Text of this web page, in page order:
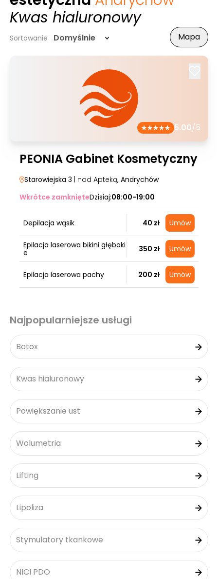
Kwas hialuronowy
Sortowanie Domyślnie Mapa
5.00/5
PEONIA Gabinet Kosmetyczny
Starowiejska 3 | nad Apteką, Andrychów
Wkrótce zamknięteDzisiaj:08:00-19:00
Depilacja wąsik 40 zł Umów
Epilacja laserowa bikini głęboki
e
350 zł Umów
Epilacja laserowa pachy 200 zł Umów
Najpopularniejsze usługi
Botox
Kwas hialuronowy
Powiększanie ust
Wolumetria
Lifting
Lipoliza
Stymulatory tkankowe
NICI PDO